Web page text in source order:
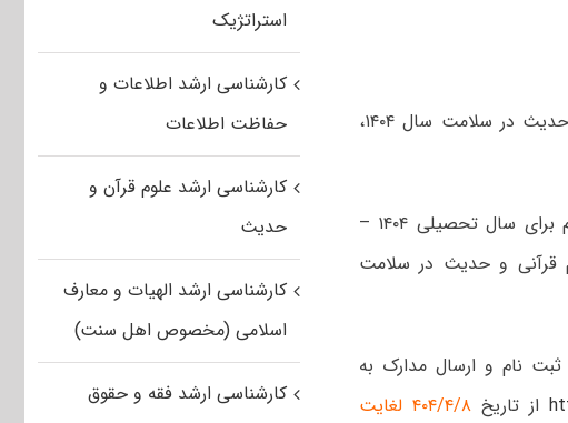
فراخوان پذیرش دانشجو در مقطع کارشناسی ارشد رشته علوم قرآنی و حدیث در سلامت سال ۱۴۰۴،
، دانشکده سلامت و دین دانشگاه علوم پزشکی قم برای سال تحصیلی ۱۴۰۴ –
قرآنی و حدیث در سلامت
نام و ارسال مدارک به
از تاریخ
۴۰۴/۴/۸ لغایت
استراتژیک
کارشناسی ارشد اطلاعات و
حفاظت اطلاعات
کارشناسی ارشد علوم قرآن و
حدیث
کارشناسی ارشد الهیات و معارف
اسلامی (مخصوص اهل سنت)
کارشناسی ارشد فقه و حقوق